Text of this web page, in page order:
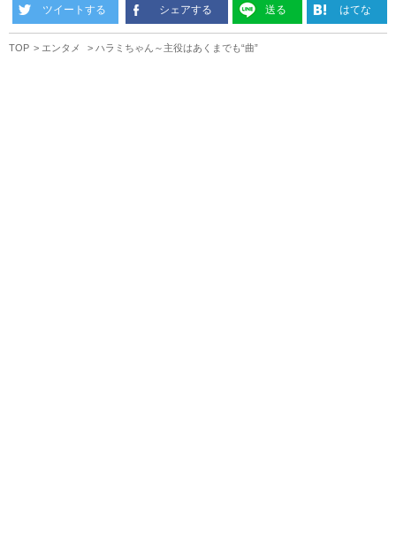
ツイートする シェアする 送る はてな
TOP エンタメ ハラミちゃん～主役はあくまでも“曲”